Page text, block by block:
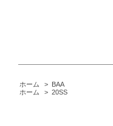
ホーム > BAA
ホーム
> 20SS